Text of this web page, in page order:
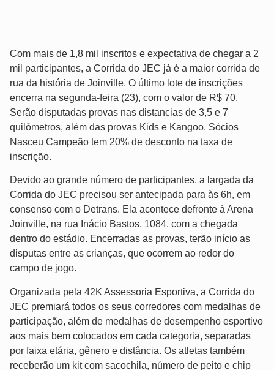
Com mais de 1,8 mil inscritos e expectativa de chegar a 2
mil participantes, a Corrida do JEC já é a maior corrida de
rua da história de Joinville. O último lote de inscrições
encerra na segunda-feira (23), com o valor de R$ 70.
Serão disputadas provas nas distancias de 3,5 e 7
quilômetros, além das provas Kids e Kangoo. Sócios
Nasceu Campeão tem 20% de desconto na taxa de
inscrição.
Devido ao grande número de participantes, a largada da
Corrida do JEC precisou ser antecipada para às 6h, em
consenso com o Detrans. Ela acontece defronte à Arena
Joinville, na rua Inácio Bastos, 1084, com a chegada
dentro do estádio. Encerradas as provas, terão início as
disputas entre as crianças, que ocorrem ao redor do
campo de jogo.
Organizada pela 42K Assessoria Esportiva, a Corrida do
JEC premiará todos os seus corredores com medalhas de
participação, além de medalhas de desempenho esportivo
aos mais bem colocados em cada categoria, separadas
por faixa etária, gênero e distância. Os atletas também
receberão um kit com sacochila, número de peito e chip